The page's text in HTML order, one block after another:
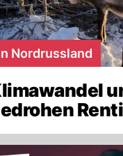
Nordrussland